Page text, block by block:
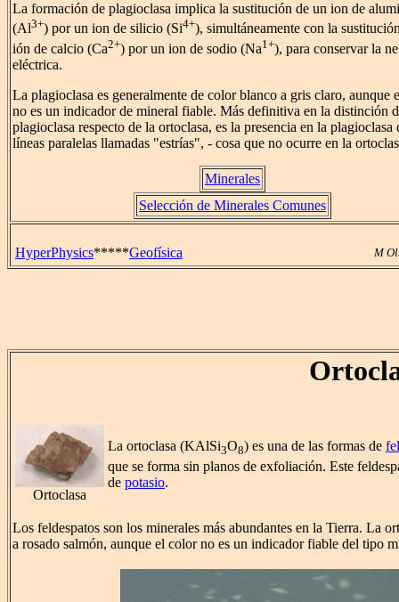
La formación de plagioclasa implica la sustitución de un ion de
(Al3+) por un ion de silicio (Si4+), simultáneamente con la
ión de calcio (Ca2+) por un ion de sodio (Na1+), para conservar la
eléctrica.
La plagioclasa es generalmente de color blanco a gris claro, aunque
no es un indicador de mineral fiable. Más definitiva en la distinción
plagioclasa respecto de la ortoclasa, es la presencia en la plagioclasa
líneas paralelas llamadas "estrías", - cosa que no ocurre en la
Minerales
Selección de Minerales Comunes
HyperPhysics*****Geofísica M
Ortoclasa
La ortoclasa (KAlSi3O8) es una de las formas de
que se forma sin planos de exfoliación. Este
de potasio.
Los feldespatos son los minerales más abundantes en la Tierra. La
a rosado salmón, aunque el color no es un indicador fiable del tipo